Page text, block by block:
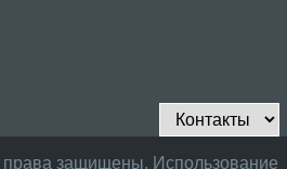
защищены. Использование